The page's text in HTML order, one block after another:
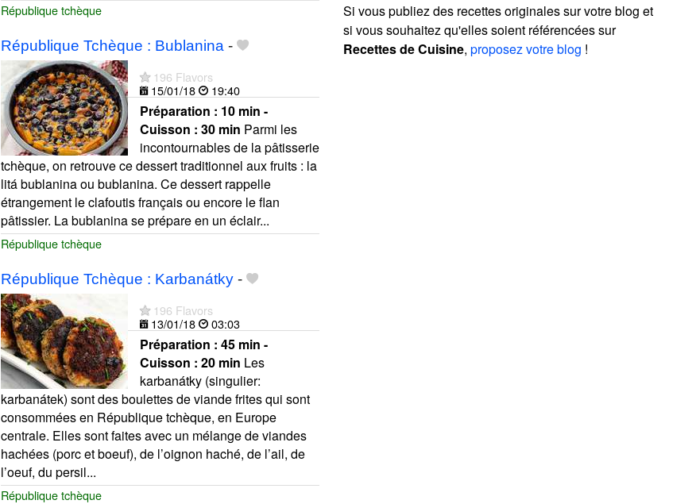
République tchèque
République Tchèque : Bublanina -
196 Flavors
15/01/18
19:40
Préparation : 10 min -
Cuisson : 30 min Parmi les
incontournables de la pâtisserie
tchèque, on retrouve ce dessert traditionnel aux fruits : la
litá bublanina ou bublanina. Ce dessert rappelle
étrangement le clafoutis français ou encore le flan
pâtissier. La bublanina se prépare en un éclair...
République tchèque
République Tchèque : Karbanátky-
196 Flavors
13/01/18
03:03
Préparation : 45 min -
Cuisson : 20 min Les
karbanátky (singulier:
karbanátek) sont des boulettes de viande frites qui sont
consommées en République tchèque, en Europe
centrale. Elles sont faites avec un mélange de viandes
hachées (porc et boeuf), de l’oignon haché, de l’ail, de
l’oeuf, du persil...
République tchèque
Si vous publiez des recettes originales sur votre blog et
si vous souhaitez qu'elles soient référencées sur
Recettes de Cuisine,proposez votre blog !